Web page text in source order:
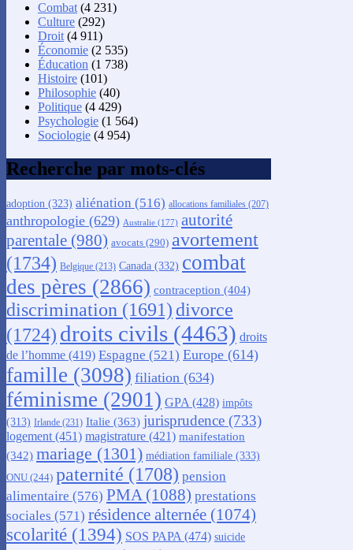
Combat (4 231)
Culture (292)
Droit (4 911)
Économie (2 535)
Éducation (1 738)
Histoire (101)
Philosophie (40)
Politique (4 429)
Psychologie (1 564)
Sociologie (4 954)
Recherche par mots-clés
adoption (323) aliénation (516) allocations familiales (207)
anthropologie (629) Australie (177) autorité
parentale (980) avocats (290) avortement
(1734) Belgique (213) Canada (332) combat
des pères (2866) contraception (404)
discrimination (1691) divorce
(1724) droits civils (4463) droits
de l’homme (419) Espagne (521) Europe (614)
famille (3098) filiation (634)
féminisme (2901) GPA (428) impôts
(313) Irlande (231) Italie (363) jurisprudence (733)
logement (451) magistrature (421) manifestation
(342) mariage (1301) médiation familiale (333)
ONU (244) paternité (1708) pension
alimentaire (576) PMA(1088) prestations
sociales (571) résidence alternée (1074)
scolarité (1394) SOS PAPA(474) suicide